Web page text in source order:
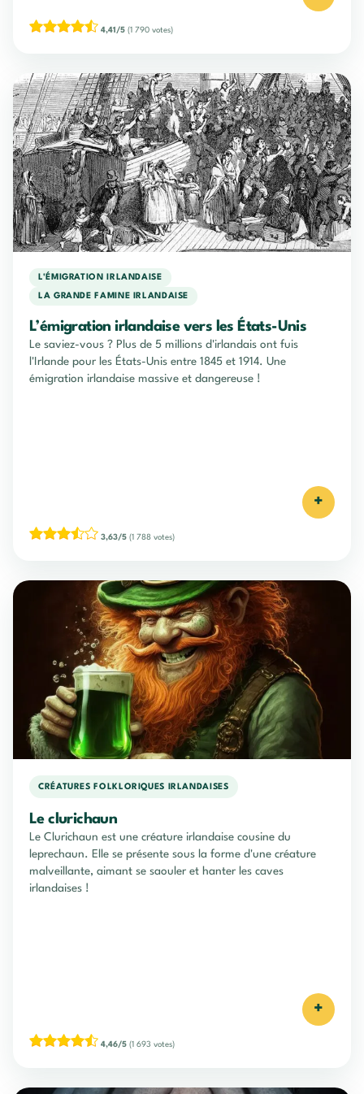
4,41/5 (1 790 votes)
L'ÉMIGRATION IRLANDAISE
LA GRANDE FAMINE IRLANDAISE
L’émigration irlandaise vers les États-Unis
Le saviez-vous ? Plus de 5 millions d'irlandais ont fuis
l'Irlande pour les États-Unis entre 1845 et 1914. Une
émigration irlandaise massive et dangereuse !
+
3,63/5 (1 788 votes)
CRÉATURES FOLKLORIQUES IRLANDAISES
Le clurichaun
Le Clurichaun est une créature irlandaise cousine du
leprechaun. Elle se présente sous la forme d'une créature
malveillante, aimant se saouler et hanter les caves
irlandaises !
+
4,46/5 (1 693 votes)